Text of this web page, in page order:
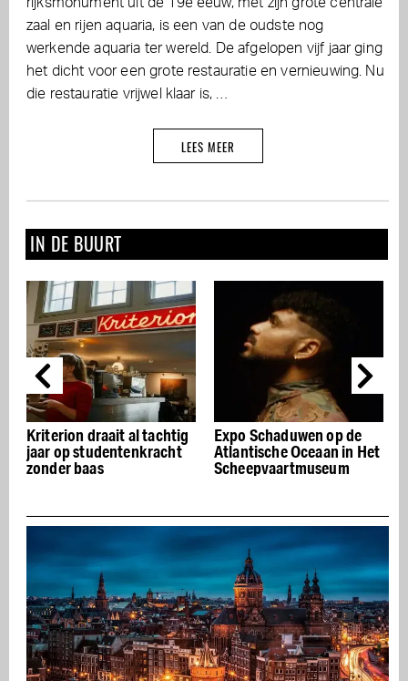
zaal en rijen aquaria, is een van de oudste nog
werkende aquaria ter wereld. De afgelopen vijf jaar ging
het dicht voor een grote restauratie en vernieuwing. Nu
die restauratie vrijwel klaar is, …
LEES MEER
IN DE BUURT
Expo Schaduwen op de
Atlantische Oceaan in Het
Scheepvaartmuseum
Het Scheepvaartmuseum
brengt het
zeevaartverleden naar